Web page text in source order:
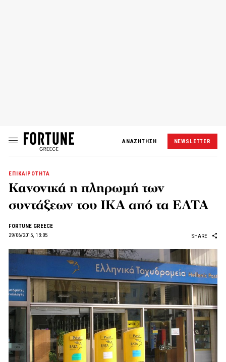
ΑΝΑΖΗΤΗΣΗ NEWSLETTER
ΕΠΙΚΑΙΡΟΤΗΤΑ
Κανονικά η πληρωμή των
συντάξεων του ΙΚΑ από τα ΕΛΤΑ
FORTUNE GREECE
29/06/2015, 13:05
SHARE